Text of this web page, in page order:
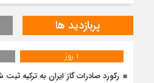
پربازدید ها
1 روز
رکورد صادرات گاز ایران به ترکیه ثبت